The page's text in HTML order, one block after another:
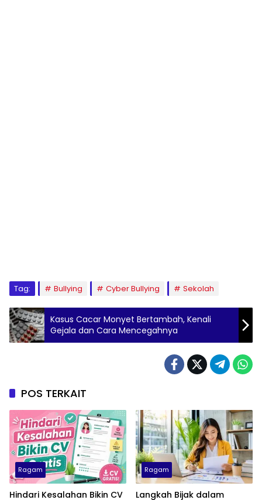
Tag: Bullying Cyber Bullying Sekolah
Kasus Cacar Monyet Bertambah, Kenali
Gejala dan Cara Mencegahnya
POS TERKAIT
Ragam
Hindari Kesalahan Bikin CV
Ragam
Langkah Bijak dalam